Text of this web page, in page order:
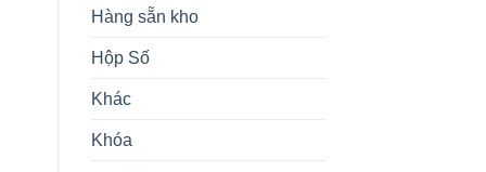
Hàng sẵn kho
Hộp Số
Khác
Khóa